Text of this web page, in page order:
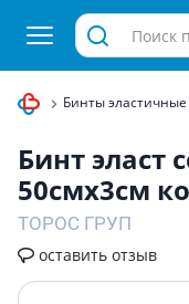
Бинты эластичные
Бинт эласт
50смх3см
ТОРОС ГРУП
оставить отзыв